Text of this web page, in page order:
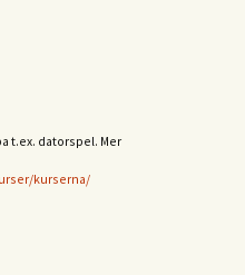
t.ex. datorspel. Mer
kurserna/